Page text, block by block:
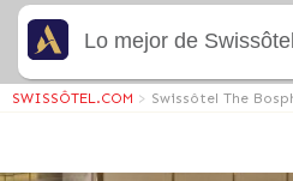
SWISSÔTEL.COM > Swissôtel The
Lo mejor de